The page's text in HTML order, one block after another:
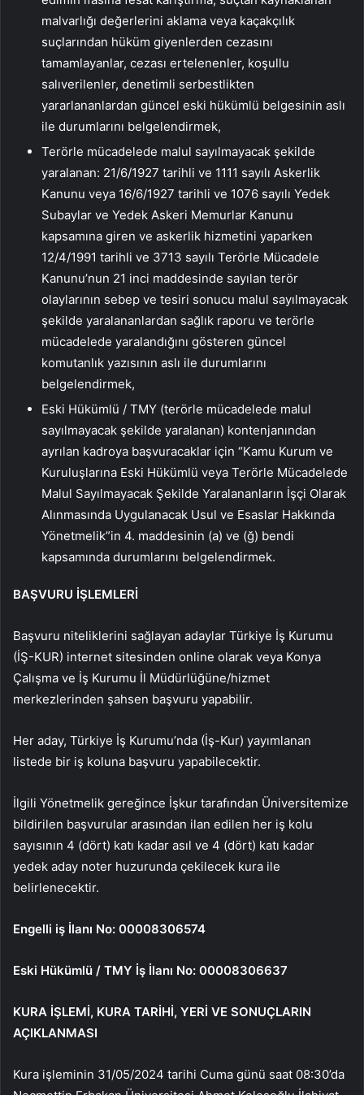
malvarlığı değerlerini aklama veya kaçakçılık
suçlarından hüküm giyenlerden cezasını
tamamlayanlar, cezası ertelenenler, koşullu
salıverilenler, denetimli serbestlikten
yararlananlardan güncel eski hükümlü belgesinin aslı
ile durumlarını belgelendirmek,
Terörle mücadelede malul sayılmayacak şekilde
yaralanan: 21/6/1927 tarihli ve 1111 sayılı Askerlik
Kanunu veya 16/6/1927 tarihli ve 1076 sayılı Yedek
Subaylar ve Yedek Askeri Memurlar Kanunu
kapsamına giren ve askerlik hizmetini yaparken
12/4/1991 tarihli ve 3713 sayılı Terörle Mücadele
Kanunu’nun 21 inci maddesinde sayılan terör
olaylarının sebep ve tesiri sonucu malul sayılmayacak
şekilde yaralananlardan sağlık raporu ve terörle
mücadelede yaralandığını gösteren güncel
komutanlık yazısının aslı ile durumlarını
belgelendirmek,
Eski Hükümlü / TMY (terörle mücadelede malul
sayılmayacak şekilde yaralanan) kontenjanından
ayrılan kadroya başvuracaklar için “Kamu Kurum ve
Kuruluşlarına Eski Hükümlü veya Terörle Mücadelede
Malul Sayılmayacak Şekilde Yaralananların İşçi Olarak
Alınmasında Uygulanacak Usul ve Esaslar Hakkında
Yönetmelik”in 4. maddesinin (a) ve (ğ) bendi
kapsamında durumlarını belgelendirmek.
BAŞVURU İŞLEMLERİ
Başvuru niteliklerini sağlayan adaylar Türkiye İş Kurumu
(İŞ-KUR) internet sitesinden online olarak veya Konya
Çalışma ve İş Kurumu İl Müdürlüğüne/hizmet
merkezlerinden şahsen başvuru yapabilir.
Her aday, Türkiye İş Kurumu’nda (İş-Kur) yayımlanan
listede bir iş koluna başvuru yapabilecektir.
İlgili Yönetmelik gereğince İşkur tarafından Üniversitemize
bildirilen başvurular arasından ilan edilen her iş kolu
sayısının 4 (dört) katı kadar asıl ve 4 (dört) katı kadar
yedek aday noter huzurunda çekilecek kura ile
belirlenecektir.
Engelli iş İlanı No: 00008306574
Eski Hükümlü / TMY İş İlanı No: 00008306637
KURA İŞLEMİ, KURA TARİHİ, YERİ VE SONUÇLARIN
AÇIKLANMASI
Kura işleminin 31/05/2024 tarihi Cuma günü saat 08:30’da